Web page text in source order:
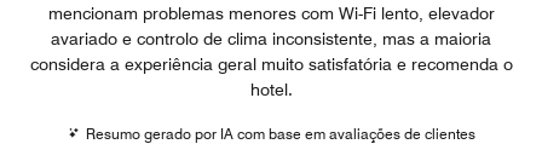
mencionam problemas menores com Wi-Fi lento, elevador
avariado e controlo de clima inconsistente, mas a maioria
considera a experiência geral muito satisfatória e recomenda o
hotel.
Resumo gerado por IA com base em avaliações de clientes